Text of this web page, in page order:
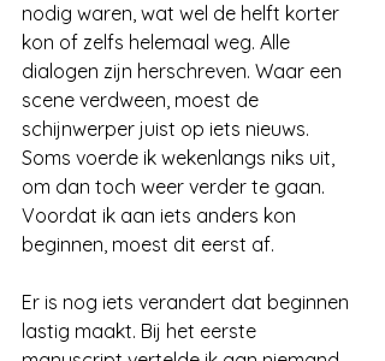
nodig waren, wat wel de helft korter
kon of zelfs helemaal weg. Alle
dialogen zijn herschreven. Waar een
scene verdween, moest de
schijnwerper juist op iets nieuws.
Soms voerde ik wekenlangs niks uit,
om dan toch weer verder te gaan.
Voordat ik aan iets anders kon
beginnen, moest dit eerst af.
Er is nog iets verandert dat beginnen
lastig maakt. Bij het eerste